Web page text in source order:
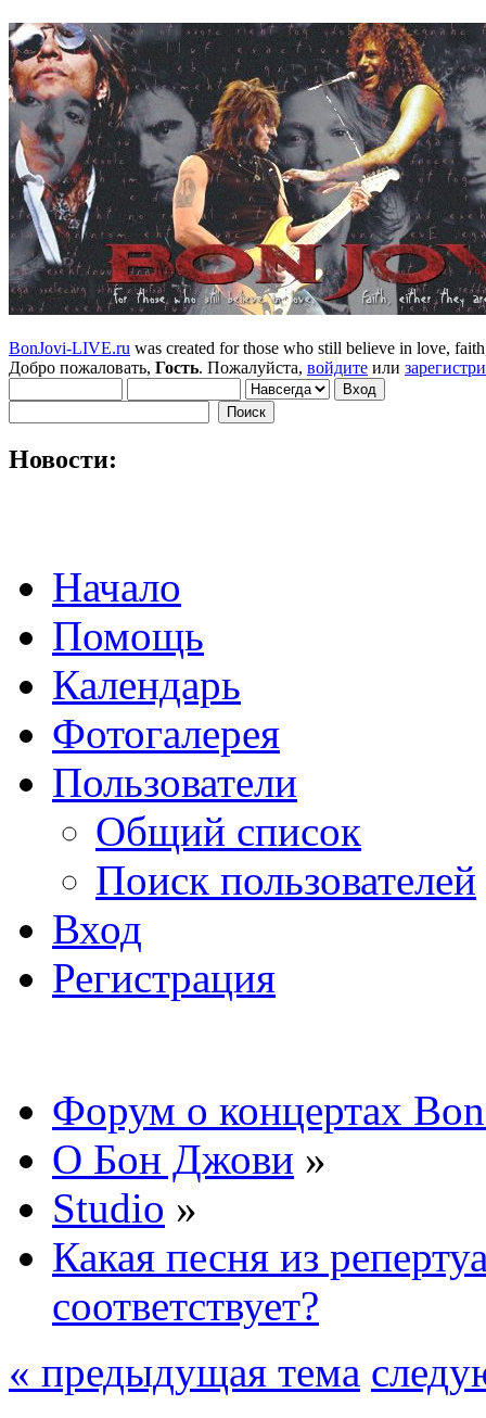
BonJovi-LIVE.ru was created for those who still believe in love,
Добро пожаловать, Гость. Пожалуйста, войдите или
Новости:
Начало
Помощь
Календарь
Фотогалерея
Пользователи
Общий список
Поиск пользователей
Вход
Регистрация
Форум о концертах
О Бон Джови »
Studio »
Какая песня из
соответствует?
« предыдущая тема